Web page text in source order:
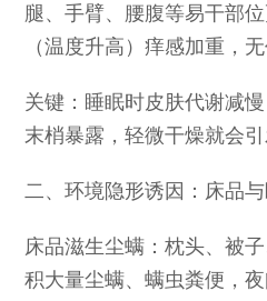
腿、手臂、腰腹等易干部
（温度升高）痒感加重，无
关键：睡眠时皮肤代谢减
末梢暴露，轻微干燥就会引
二、环境隐形诱因：床品
床品滋生尘螨：枕头、被
积大量尘螨、螨虫粪便，